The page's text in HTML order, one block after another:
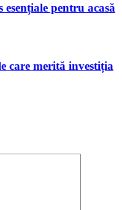
esențiale pentru acasă
care merită investiția